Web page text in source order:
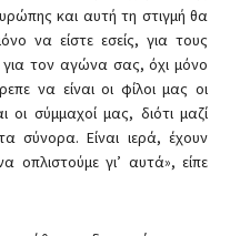
και αυτή τη στιγμή θα
να είστε εσείς, για τους
τον αγώνα σας, όχι μόνο
να είναι οι φίλοι μας οι
οι σύμμαχοί μας, διότι μαζί
σύνορα. Είναι ιερά, έχουν
οπλιστούμε γι’ αυτά», είπε